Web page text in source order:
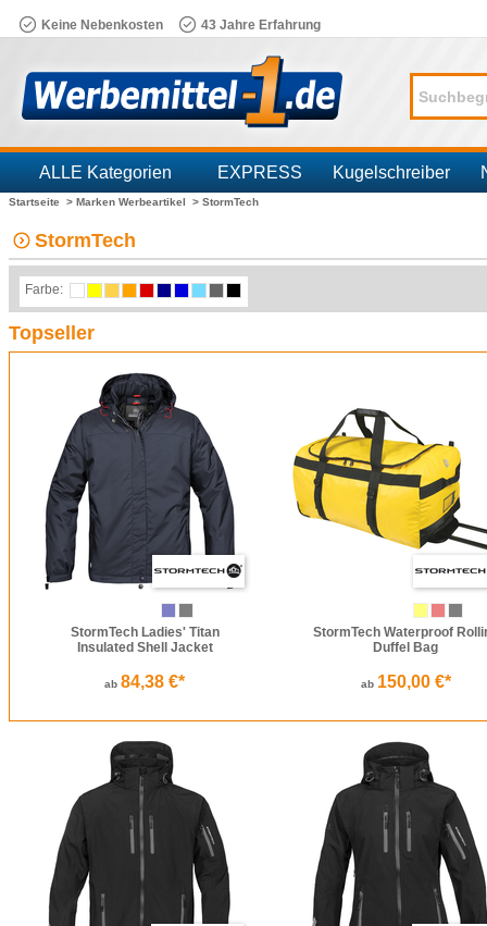
Keine Nebenkosten 43 Jahre Erfahrung
ALLE Kategorien EXPRESS Kugelschreiber
Startseite > Marken Werbeartikel > StormTech
StormTech
Farbe:
Topseller
StormTech Ladies' Titan
Insulated Shell Jacket
ab 84,38 €*
StormTech Waterproof
Duffel Bag
ab 150,00 €*